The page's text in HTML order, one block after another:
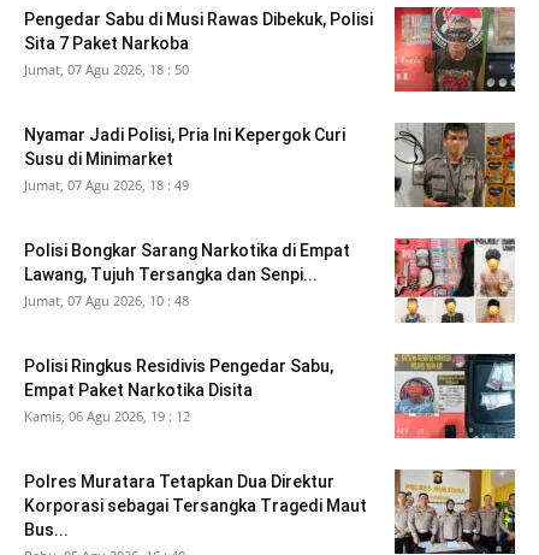
Pengedar Sabu di Musi Rawas Dibekuk, Polisi
Sita 7 Paket Narkoba
Jumat, 07 Agu 2026, 18 : 50
Nyamar Jadi Polisi, Pria Ini Kepergok Curi
Susu di Minimarket
Jumat, 07 Agu 2026, 18 : 49
Polisi Bongkar Sarang Narkotika di Empat
Lawang, Tujuh Tersangka dan Senpi...
Jumat, 07 Agu 2026, 10 : 48
Polisi Ringkus Residivis Pengedar Sabu,
Empat Paket Narkotika Disita
Kamis, 06 Agu 2026, 19 : 12
Polres Muratara Tetapkan Dua Direktur
Korporasi sebagai Tersangka Tragedi Maut
Bus...